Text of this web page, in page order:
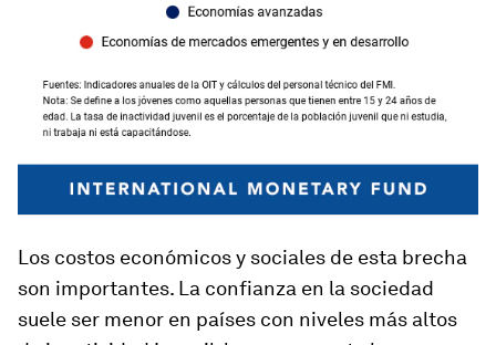
Los costos económicos y sociales de esta brecha
son importantes. La confianza en la sociedad
suele ser menor en países con niveles más altos